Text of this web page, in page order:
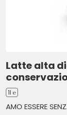
Latte alta
1l ℮
AMO ESSERE